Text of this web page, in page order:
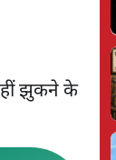
झुकने के